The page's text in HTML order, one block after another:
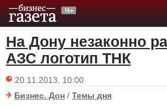
На Дону незаконно
АЗС логотип ТНК
20.11.2013, 10:00
Бизнес. Дон / Темы дня